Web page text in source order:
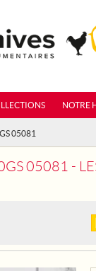
NOTRE
05081
05081 -